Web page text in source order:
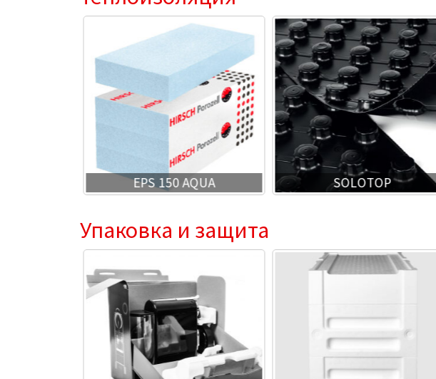
EPS 150 AQUA SOLOTOP
Упаковка и защита